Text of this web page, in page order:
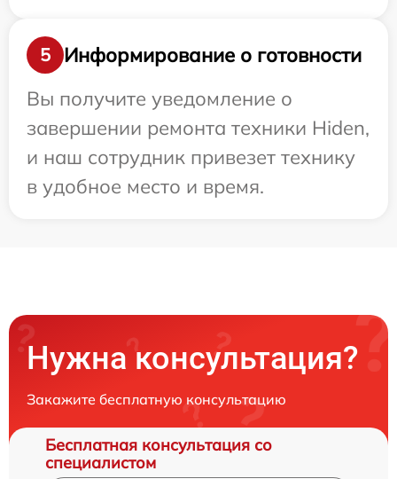
5
Информирование о готовности
Вы получите уведомление о
завершении ремонта техники Hiden,
и наш сотрудник привезет технику
в удобное место и время.
Нужна консультация?
Закажите бесплатную консультацию
Бесплатная консультация со
специалистом